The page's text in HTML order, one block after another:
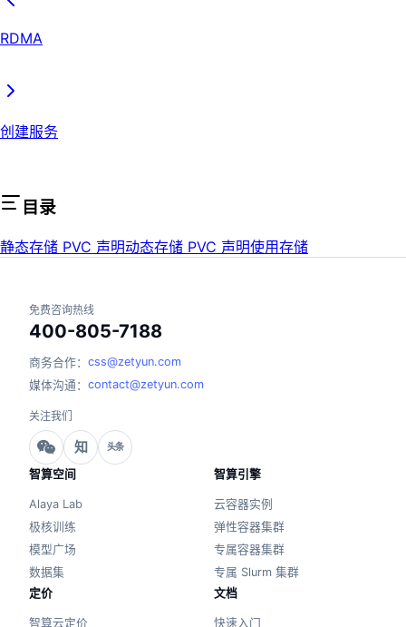
RDMA
创建服务
目录
静态存储 PVC 声明动态存储 PVC 声明使用存储
免费咨询热线
400-805-7188
商务合作： css@zetyun.com
媒体沟通： contact@zetyun.com
关注我们
知 头条
智算空间
Alaya Lab
极核训练
模型广场
数据集
智算引擎
云容器实例
弹性容器集群
专属容器集群
专属 Slurm 集群
定价
智算云定价
文档
快速入门